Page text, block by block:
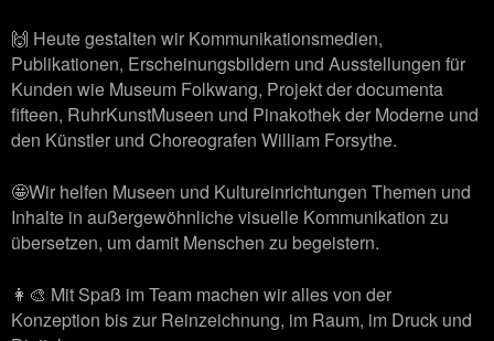
🙌 Heute gestalten wir Kommunikationsmedien,
Publikationen, Erscheinungsbildern und Ausstellungen für
Kunden wie Museum Folkwang, Projekt der documenta
fifteen, RuhrKunstMuseen und Pinakothek der Moderne und
den Künstler und Choreografen William Forsythe.
🤩Wir helfen Museen und Kultureinrichtungen Themen und
Inhalte in außergewöhnliche visuelle Kommunikation zu
übersetzen, um damit Menschen zu begeistern.
👩‍🎨 Mit Spaß im Team machen wir alles von der
Konzeption bis zur Reinzeichnung, im Raum, im Druck und